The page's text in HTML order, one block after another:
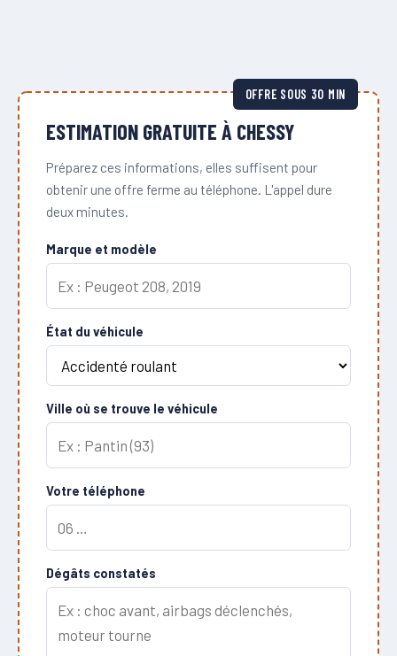
OFFRE SOUS 30 MIN
ESTIMATION GRATUITE À CHESSY
Préparez ces informations, elles suffisent pour
obtenir une offre ferme au téléphone. L'appel dure
deux minutes.
Marque et modèle
État du véhicule
Ville où se trouve le véhicule
Votre téléphone
Dégâts constatés